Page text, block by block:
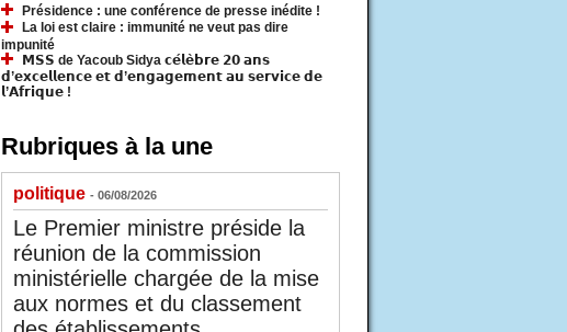
Présidence : une conférence de presse inédite !
La loi est claire : immunité ne veut pas dire
impunité
𝗠𝗦𝗦 de Yacoub Sidya 𝗰𝗲́𝗹𝗲̀𝗯𝗿𝗲 𝟮𝟬 𝗮𝗻𝘀
𝗱’𝗲𝘅𝗰𝗲𝗹𝗹𝗲𝗻𝗰𝗲 𝗲𝘁 𝗱’𝗲𝗻𝗴𝗮𝗴𝗲𝗺𝗲𝗻𝘁 𝗮𝘂 𝘀𝗲𝗿𝘃𝗶𝗰𝗲 𝗱𝗲
𝗹’𝗔𝗳𝗿𝗶𝗾𝘂𝗲 !
Rubriques à la une
politique - 06/08/2026
Le Premier ministre préside la
réunion de la commission
ministérielle chargée de la mise
aux normes et du classement